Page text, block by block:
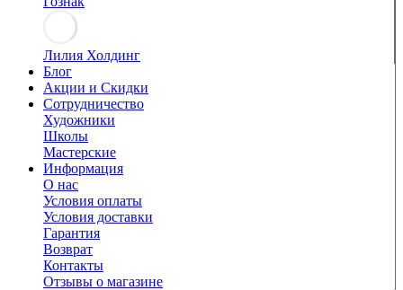
Лилия Холдинг
Блог
Акции и Скидки
Сотрудничество
Художники
Школы
Мастерские
Информация
О нас
Условия оплаты
Условия доставки
Гарантия
Возврат
Контакты
Отзывы о магазине